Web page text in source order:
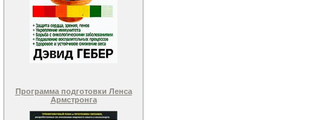
Программа подготовки Ленса
Армстронга